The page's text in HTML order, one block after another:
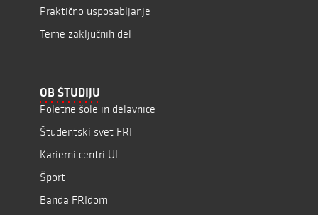
Praktično usposabljanje
Teme zaključnih del
OB ŠTUDIJU
Poletne šole in delavnice
Študentski svet FRI
Karierni centri UL
Šport
Banda FRIdom